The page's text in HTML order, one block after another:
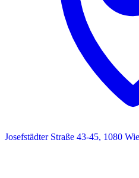
Josefstädter Straße 43-45, 1080